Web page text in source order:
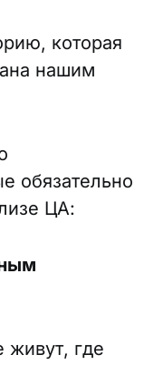
которая
нашим
обязательно
ЦА:
живут, где